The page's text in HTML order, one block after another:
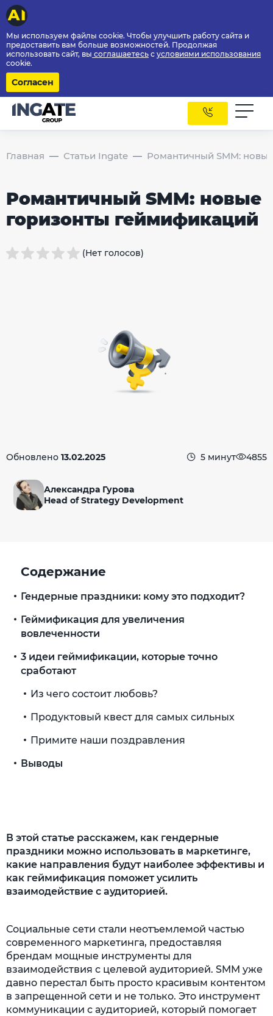
Мы используем файлы cookie. Чтобы улучшить работу сайта и
предоставить вам больше возможностей. Продолжая
использовать сайт, вы соглашаетесь с условиями использования
cookie.
Согласен
Главная Статьи Ingate Романтичный SMM:
Романтичный SMM: новые
горизонты геймификаций
(Нет голосов)
Обновлено 13.02.2025 5 минут 4855
Александра Гурова
Head of Strategy Development
В этой статье расскажем, как гендерные
праздники можно использовать в маркетинге,
какие направления будут наиболее эффективы и
как геймификация поможет усилить
взаимодействие с аудиторией.
Социальные сети стали неотъемлемой частью
современного маркетинга, предоставляя
брендам мощные инструменты для
взаимодействия с целевой аудиторией. SMM уже
давно перестал быть просто красивым контентом
в запрещенной сети и не только. Это инструмент
коммуникации с аудиторией, который помогает
Содержание
Гендерные праздники: кому это подходит?
Геймификация для увеличения
вовлеченности
3 идеи геймификации, которые точно
сработают
Из чего состоит любовь?
Продуктовый квест для самых сильных
Примите наши поздравления
Выводы